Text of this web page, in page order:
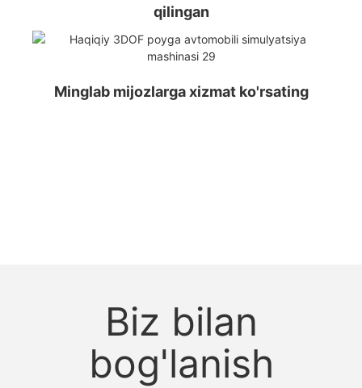
qilingan
Minglab mijozlarga xizmat ko'rsating
Biz bilan
bog'lanish